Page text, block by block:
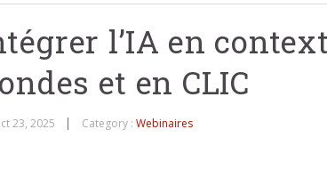
l’IA en
et en CLIC
23, 2025 Category : Webinaires